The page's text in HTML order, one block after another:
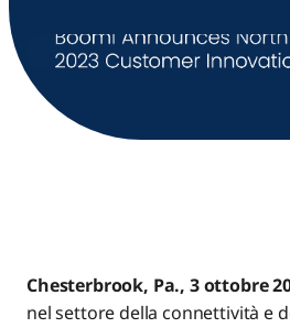
Chesterbrook, Pa., 3 ottobre
nel settore della connettività e